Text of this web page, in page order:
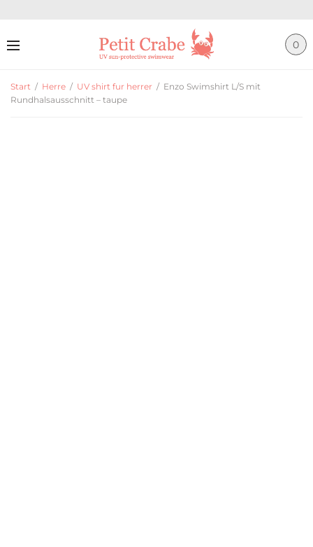
0
Start / Herre / UV shirt fur herrer / Enzo Swimshirt L/S mit
Rundhalsausschnitt – taupe